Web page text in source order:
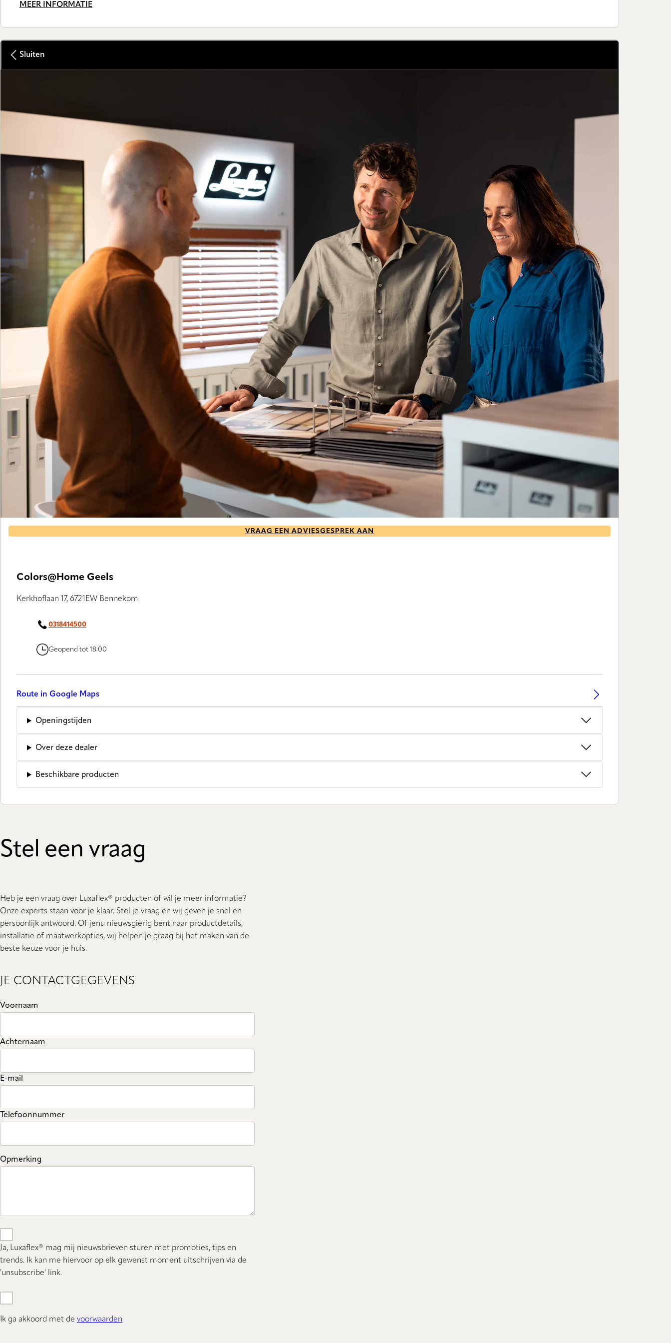
MEER INFORMATIE
Sluiten
VRAAG EEN ADVIESGESPREK AAN
Colors@Home Geels
Kerkhoflaan 17, 6721EW Bennekom
0318414500
Geopend tot 18:00
Route in Google Maps
Openingstijden
Over deze dealer
Beschikbare producten
Stel een vraag
Heb je een vraag over Luxaflex® producten of wil je meer informatie?
Onze experts staan ​​voor je klaar. Stel je vraag en wij geven je snel en
persoonlijk antwoord. Of jenu nieuwsgierig bent naar productdetails,
installatie of maatwerkopties, wij helpen je graag bij het maken van de
beste keuze voor je huis.
JE CONTACTGEGEVENS
Voornaam
Achternaam
E-mail
Telefoonnummer
Opmerking
Ja, Luxaflex® mag mij nieuwsbrieven sturen met promoties, tips en
trends. Ik kan me hiervoor op elk gewenst moment uitschrijven via de
'unsubscribe' link.
Ik ga akkoord met de voorwaarden